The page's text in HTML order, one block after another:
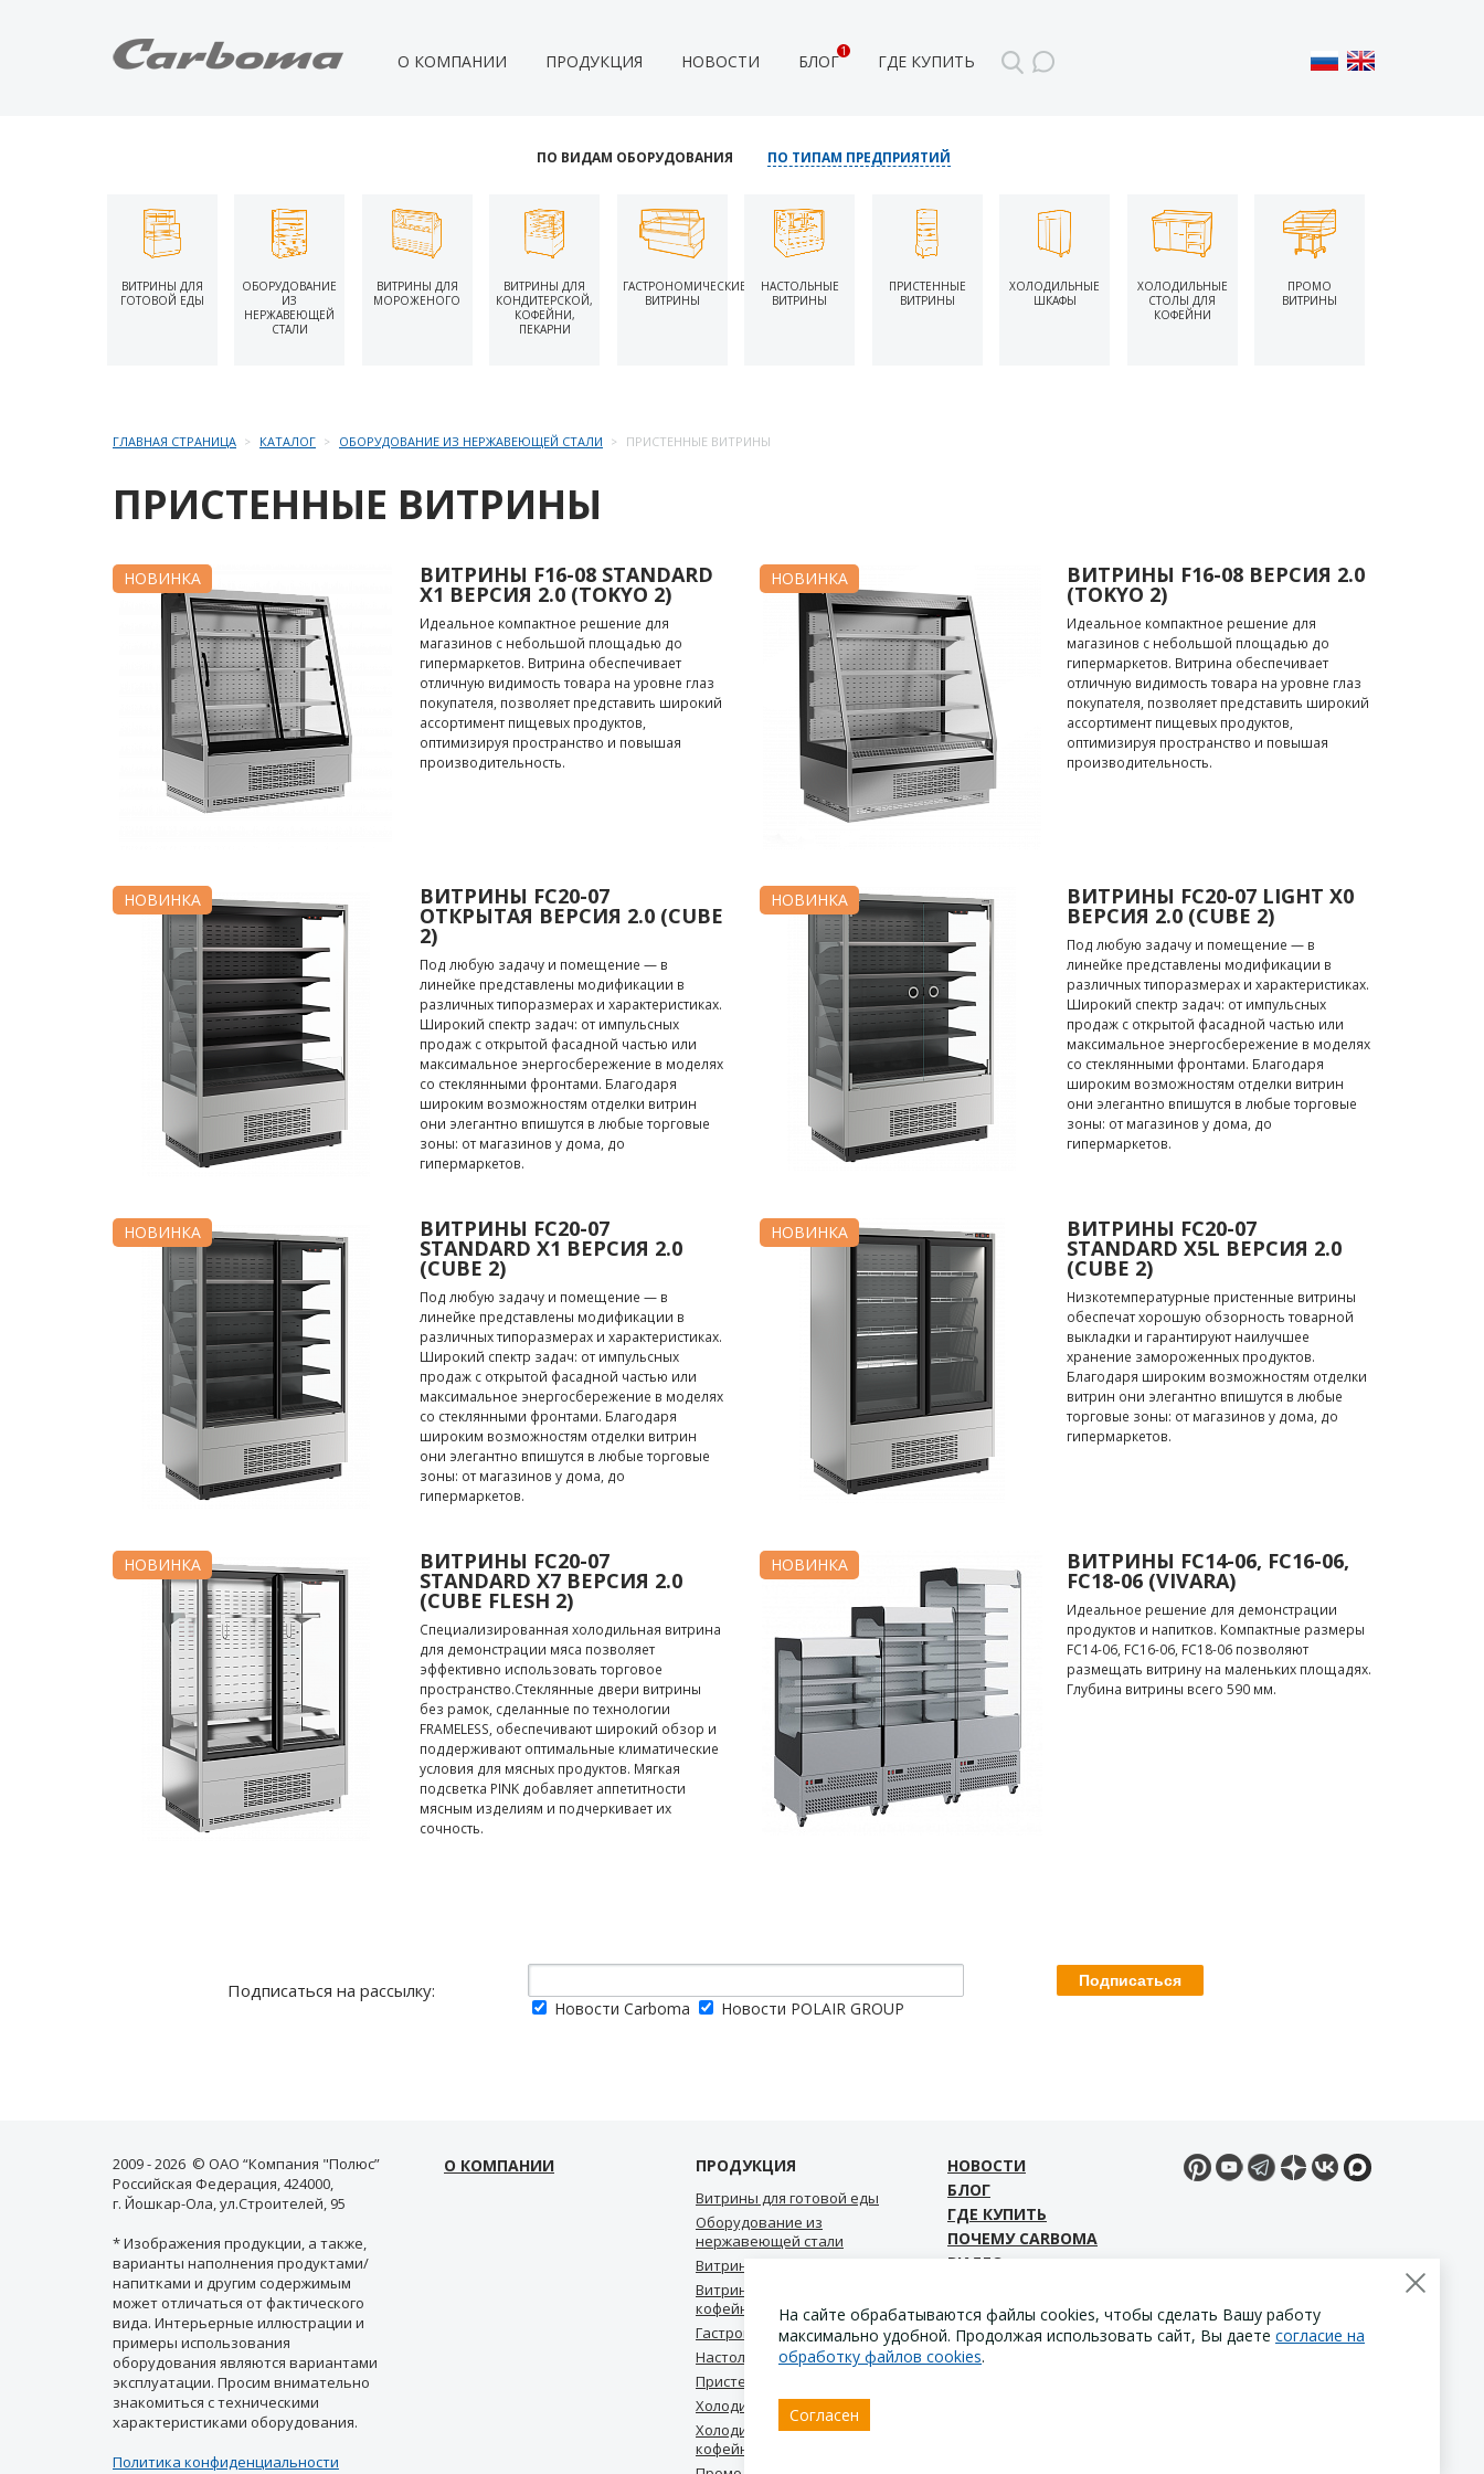
О КОМПАНИИ ПРОДУКЦИЯ НОВОСТИ БЛОГ1 ГДЕ КУПИТЬ
ПО ВИДАМ ОБОРУДОВАНИЯ ПО ТИПАМ ПРЕДПРИЯТИЙ
ВИТРИНЫ ДЛЯ
ГОТОВОЙ ЕДЫ
ОБОРУДОВАНИЕ
ИЗ
НЕРЖАВЕЮЩЕЙ
СТАЛИ
ВИТРИНЫ ДЛЯ
МОРОЖЕНОГО
ВИТРИНЫ ДЛЯ
КОНДИТЕРСКОЙ,
КОФЕЙНИ,
ПЕКАРНИ
ГАСТРОНОМИЧЕСКИЕ
ВИТРИНЫ
НАСТОЛЬНЫЕ
ВИТРИНЫ
ПРИСТЕННЫЕ
ВИТРИНЫ
ХОЛОДИЛЬНЫЕ
ШКАФЫ
ХОЛОДИЛЬНЫЕ
СТОЛЫ ДЛЯ
КОФЕЙНИ
ПРОМО
ВИТРИНЫ
ГЛАВНАЯ СТРАНИЦА КАТАЛОГ ОБОРУДОВАНИЕ ИЗ НЕРЖАВЕЮЩЕЙ СТАЛИ ПРИСТЕННЫЕ ВИТРИНЫ
ПРИСТЕННЫЕ ВИТРИНЫ
НОВИНКА ВИТРИНЫ F16-08 STANDARD
X1 ВЕРСИЯ 2.0 (TOKYO 2)
Идеальное компактное решение для
магазинов с небольшой площадью до
гипермаркетов. Витрина обеспечивает
отличную видимость товара на уровне глаз
покупателя, позволяет представить широкий
ассортимент пищевых продуктов,
оптимизируя пространство и повышая
производительность.
НОВИНКА ВИТРИНЫ F16-08 ВЕРСИЯ 2.0
(TOKYO 2)
Идеальное компактное решение для
магазинов с небольшой площадью до
гипермаркетов. Витрина обеспечивает
отличную видимость товара на уровне глаз
покупателя, позволяет представить широкий
ассортимент пищевых продуктов,
оптимизируя пространство и повышая
производительность.
НОВИНКА ВИТРИНЫ FC20-07
ОТКРЫТАЯ ВЕРСИЯ 2.0 (CUBE
2)
Под любую задачу и помещение — в
линейке представлены модификации в
различных типоразмерах и характеристиках.
Широкий спектр задач: от импульсных
продаж с открытой фасадной частью или
максимальное энергосбережение в моделях
со стеклянными фронтами. Благодаря
широким возможностям отделки витрин
они элегантно впишутся в любые торговые
зоны: от магазинов у дома, до
гипермаркетов.
НОВИНКА ВИТРИНЫ FC20-07 LIGHT X0
ВЕРСИЯ 2.0 (CUBE 2)
Под любую задачу и помещение — в
линейке представлены модификации в
различных типоразмерах и характеристиках.
Широкий спектр задач: от импульсных
продаж с открытой фасадной частью или
максимальное энергосбережение в моделях
со стеклянными фронтами. Благодаря
широким возможностям отделки витрин
они элегантно впишутся в любые торговые
зоны: от магазинов у дома, до
гипермаркетов.
НОВИНКА ВИТРИНЫ FC20-07
STANDARD X1 ВЕРСИЯ 2.0
(CUBE 2)
Под любую задачу и помещение — в
линейке представлены модификации в
различных типоразмерах и характеристиках.
Широкий спектр задач: от импульсных
продаж с открытой фасадной частью или
максимальное энергосбережение в моделях
со стеклянными фронтами. Благодаря
широким возможностям отделки витрин
они элегантно впишутся в любые торговые
зоны: от магазинов у дома, до
гипермаркетов.
НОВИНКА ВИТРИНЫ FC20-07
STANDARD X5L ВЕРСИЯ 2.0
(CUBE 2)
Низкотемпературные пристенные витрины
обеспечат хорошую обзорность товарной
выкладки и гарантируют наилучшее
хранение замороженных продуктов.
Благодаря широким возможностям отделки
витрин они элегантно впишутся в любые
торговые зоны: от магазинов у дома, до
гипермаркетов.
НОВИНКА ВИТРИНЫ FC20-07
STANDARD X7 ВЕРСИЯ 2.0
(CUBE FLESH 2)
Специализированная холодильная витрина
для демонстрации мяса позволяет
эффективно использовать торговое
пространство.Стеклянные двери витрины
без рамок, сделанные по технологии
FRAMELESS, обеспечивают широкий обзор и
поддерживают оптимальные климатические
условия для мясных продуктов. Мягкая
подсветка PINK добавляет аппетитности
мясным изделиям и подчеркивает их
сочность.
НОВИНКА ВИТРИНЫ FC14-06, FC16-06,
FC18-06 (VIVARA)
Идеальное решение для демонстрации
продуктов и напитков. Компактные размеры
FC14-06, FC16-06, FC18-06 позволяют
размещать витрину на маленьких площадях.
Глубина витрины всего 590 мм.
Подписаться на рассылку:
Новости Carboma Новости POLAIR GROUP
2009 - 2026 © ОАО “Компания "Полюс”
Российская Федерация, 424000,
г. Йошкар-Ола, ул.Строителей, 95
* Изображения продукции, а также,
варианты наполнения продуктами/
напитками и другим содержимым
может отличаться от фактического
вида. Интерьерные иллюстрации и
примеры использования
оборудования являются вариантами
эксплуатации. Просим внимательно
знакомиться с техническими
характеристиками оборудования.
Политика конфиденциальности
О КОМПАНИИ ПРОДУКЦИЯ
Витрины для готовой еды
Оборудование из
нержавеющей стали
Витрины для мороженого
Витрины для кондитерской,
кофейни, пекарни
Гастрономические витрины
Настольные витрины
Пристенные витрины
Холодильные шкафы
Холодильные столы для
кофейни
НОВОСТИ
БЛОГ
ГДЕ КУПИТЬ
ПОЧЕМУ CARBOMA
ВИДЕО
КОНТАКТЫ
На сайте обрабатываются файлы cookies, чтобы сделать Вашу работу
максимально удобной. Продолжая использовать сайт, Вы даете согласие на
обработку файлов cookies.
Согласен